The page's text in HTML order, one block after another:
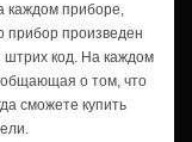
каждом приборе,
прибор произведен
код. На каждом
о том, что
сможете купить